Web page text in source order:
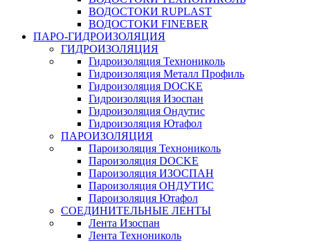
ВОДОСТОКИ RUPLAST
ВОДОСТОКИ FINEBER
ПАРО-ГИДРОИЗОЛЯЦИЯ
ГИДРОИЗОЛЯЦИЯ
Гидроизоляция Технониколь
Гидроизоляция Металл Профиль
Гидроизоляция DOCKE
Гидроизоляция Изоспан
Гидроизоляция Ондутис
Гидроизоляция Ютафол
ПАРОИЗОЛЯЦИЯ
Пароизоляция Технониколь
Пароизоляция DOCKE
Пароизоляция ИЗОСПАН
Пароизоляция ОНДУТИС
Пароизоляция Ютафол
СОЕДИНИТЕЛЬНЫЕ ЛЕНТЫ
Лента Изоспан
Лента Технониколь